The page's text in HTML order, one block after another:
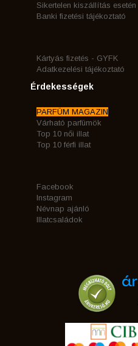
Sikertelen kiszállítás esetén
Banki fizetési tájékoztató
Kártyás fizetés - GYFK
Adatkezelési tájékoztató
Érdekességek
PARFÜM MAGAZIN
Várható parfümök
Top 10 női illat
Top 10 férfi illat
Facebook
Instagram
Névnap ajánló
Illatcsaládok